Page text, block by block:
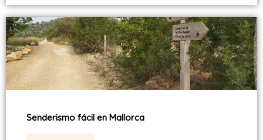
Senderismo fácil en Mallorca